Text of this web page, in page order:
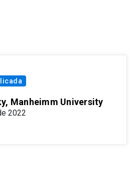
Manheimm University
2022